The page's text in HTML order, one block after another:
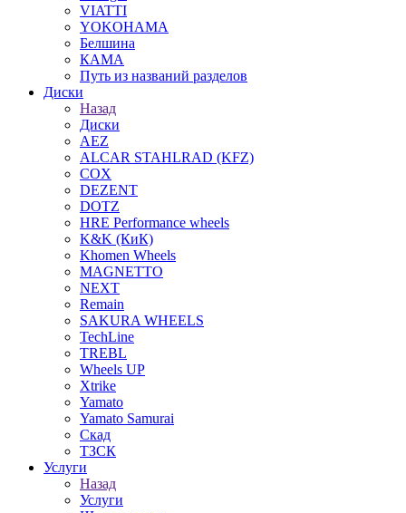
VIATTI
YOKOHAMA
Белшина
КАМА
Путь из названий разделов
Диски
Назад
Диски
AEZ
ALCAR STAHLRAD (KFZ)
COX
DEZENT
DOTZ
HRE Performance wheels
K&K (КиК)
Khomen Wheels
MAGNETTO
NEXT
Remain
SAKURA WHEELS
TechLine
TREBL
Wheels UP
Xtrike
Yamato
Yamato Samurai
Скад
ТЗСК
Услуги
Назад
Услуги